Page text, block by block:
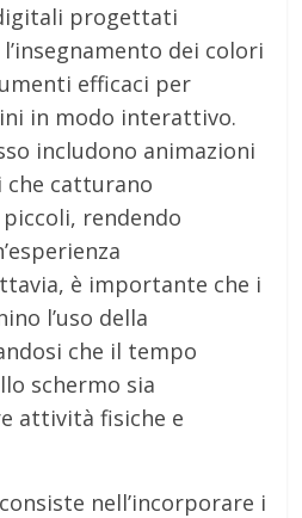
progettati
dei colori
efficaci per
in modo interattivo.
includono animazioni
che catturano
rendendo
è importante che i
l’uso della
che il tempo
schermo sia
attività fisiche e
nell’incorporare i